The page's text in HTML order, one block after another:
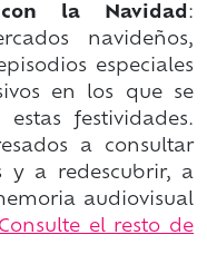
con la Navidad :
navideños,
especiales
en los que se
festividades.
a consultar
y a redescubrir, a
audiovisual
Consulte el resto de